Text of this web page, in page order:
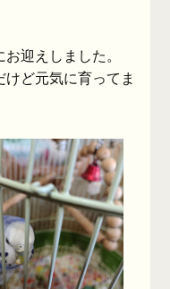
迎えしました。
ど元気に育ってま